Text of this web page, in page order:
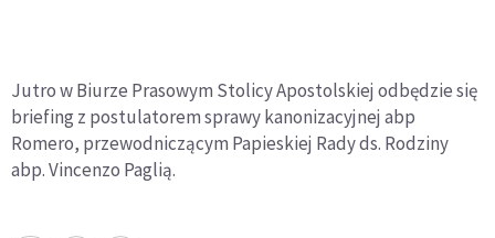
Jutro w Biurze Prasowym Stolicy Apostolskiej odbędzie się
briefing z postulatorem sprawy kanonizacyjnej abp
Romero, przewodniczącym Papieskiej Rady ds. Rodziny
abp. Vincenzo Paglią.